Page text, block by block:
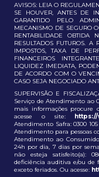
AVISOS: LEIA O
SE HOUVER, ANTES DE
GARANTIDO PELO
MECANISMO DE SEGURO
RENTABILIDADE OBTIDA
RESULTADOS FUTUROS.
IMPOSTOS, TAXA DE
FINANCEIROS
LIQUIDEZ IMEDIATA,
DE ACORDO COM O
CASO SEJA NEGOCIADO
SUPERVISÃO E
Serviço de Atendimento ao
mais informações procure
acesse o site:
Atendimento Safra: 0300 105
Atendimento para pessoas
Atendimento ao
24h por dia, 7 dias por
não esteja satisfeito(a):
deficiência auditiva e/ou de
exceto feriados. Ou acesse: